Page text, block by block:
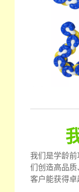
我们是学龄
们创造高品
客户能获得卓